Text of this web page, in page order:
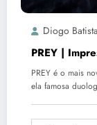
Diogo Batista
PREY |
PREY é o mais
ela famosa